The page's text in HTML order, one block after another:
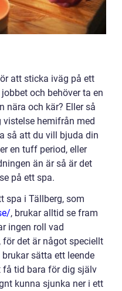
att sticka iväg på ett
och behöver ta en
nära och kär? Eller så
vistelse hemifrån med
så att du vill bjuda din
en tuff period, eller
än är så är det
på ett spa.
spa i Tällberg, som
, brukar alltid se fram
ingen roll vad
för det är något speciellt
sätta ett leende
få tid bara för dig själv
kunna sjunka ner i ett